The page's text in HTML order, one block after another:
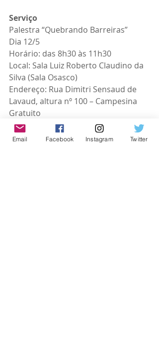
Serviço
Palestra “Quebrando Barreiras”
Dia 12/5
Horário: das 8h30 às 11h30
Local: Sala Luiz Roberto Claudino da
Silva (Sala Osasco)
Endereço: Rua Dimitri Sensaud de
Lavaud, altura nº 100 – Campesina
Gratuito
#amorpelavida #osasco
#AmorPorOsasco
Osasco
Email Facebook Instagram Twitter